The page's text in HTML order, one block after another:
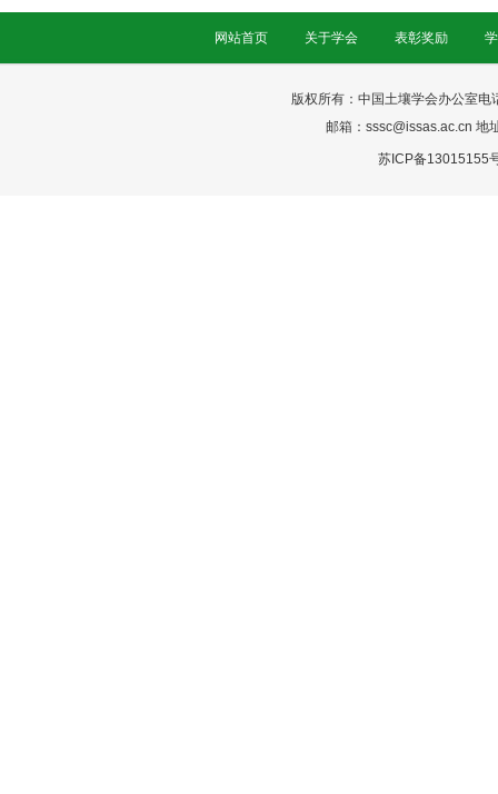
网站首页 关于学会 表彰奖励
版权所有：中国土壤学会办公室
邮箱：sssc@issas.ac.cn 地
苏ICP备13015155